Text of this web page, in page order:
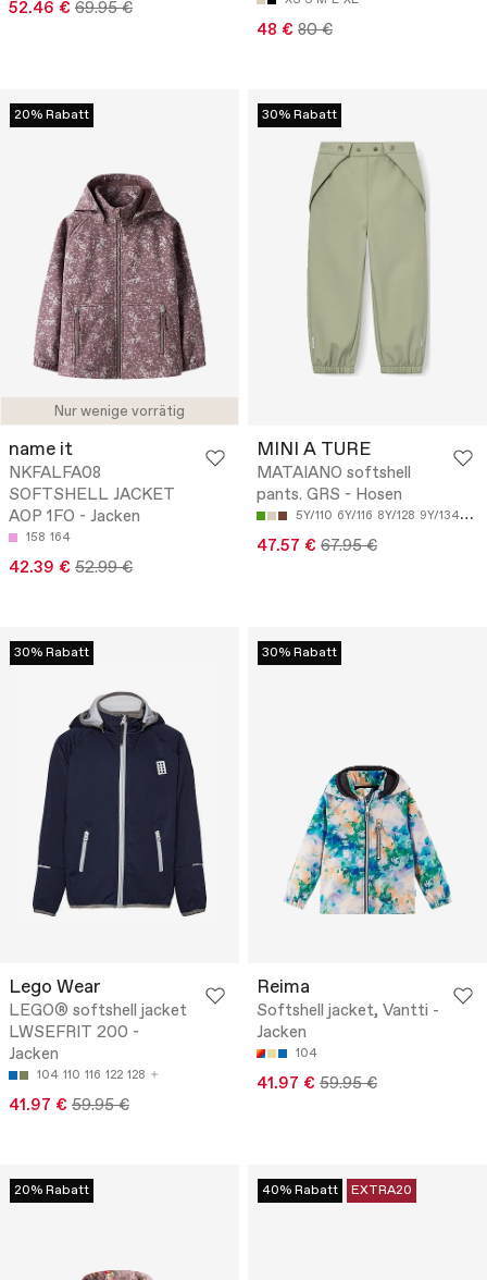
52.46 € 69.95 €
48 € 80 €
Nur wenige vorrätig
20% Rabatt
name it
NKFALFA08
SOFTSHELL JACKET
AOP 1FO - Jacken
158 164
42.39 € 52.99 €
30% Rabatt
MINI A TURE
MATAIANO softshell
pants. GRS - Hosen
5Y/110 6Y/116 8Y/128 9Y/134
47.57 € 67.95 €
30% Rabatt
Lego Wear
LEGO® softshell jacket
LWSEFRIT 200 -
Jacken
104 110 116 122 128
41.97 € 59.95 €
30% Rabatt
Reima
Softshell jacket, Vantti -
Jacken
104
41.97 € 59.95 €
20% Rabatt 40% Rabatt EXTRA20